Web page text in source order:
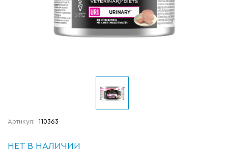
Артикул: 110363
НЕТ В НАЛИЧИИ